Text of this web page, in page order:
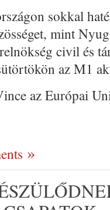
sokkal
mint
civil és
az M1
az Európai